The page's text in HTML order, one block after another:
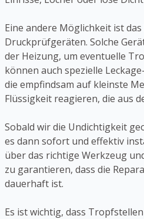
Eine andere Möglichkeit ist
Druckprüfgeräten. Solche
der Heizung, um eventuelle
können auch spezielle
die empfindsam auf kleinste
Flüssigkeit reagieren, die aus
Sobald wir die Undichtigkeit
es dann sofort und effektiv
über das richtige Werkzeug
zu garantieren, dass die
dauerhaft ist.
Es ist wichtig, dass